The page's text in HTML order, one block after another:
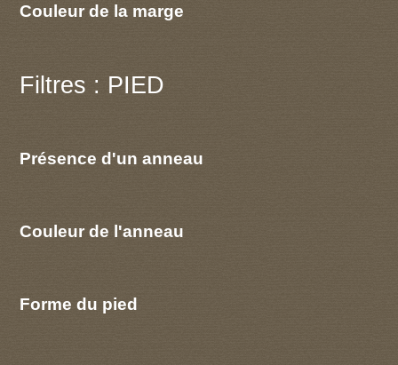
Couleur de la marge
Filtres : PIED
Présence d'un anneau
Couleur de l'anneau
Forme du pied